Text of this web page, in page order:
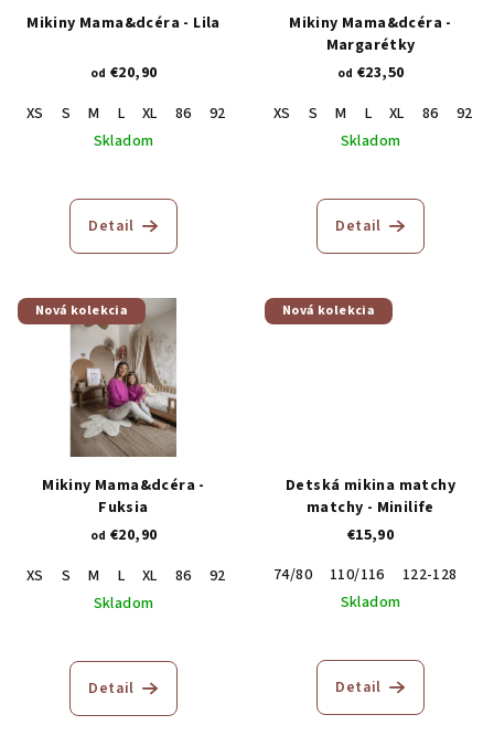
Mikiny Mama&dcéra - Lila
od €20,90
XS
S M L XL 86 92 104 110 116
122
Skladom
Detail
Mikiny Mama&dcéra -
Margarétky
od €23,50
XS
S M L XL 86 92
Skladom
hodnotenie
produktu
5
hviezdičiek.
Detail
Nová kolekcia
Mikiny Mama&dcéra -
Fuksia
od €20,90
XS
S M L XL 86 92 104 110 116
122
Skladom
Detail
Nová kolekcia
Detská mikina matchy
matchy - Minilife
€15,90
74/80
110/116
122-128
Skladom
hodnotenie
produktu
Detail